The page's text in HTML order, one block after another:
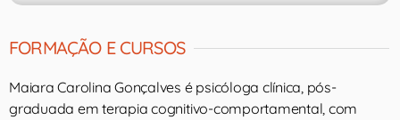
FORMAÇÃO E CURSOS
Maiara Carolina Gonçalves é psicóloga clínica, pós-
graduada em terapia cognitivo-comportamental, com